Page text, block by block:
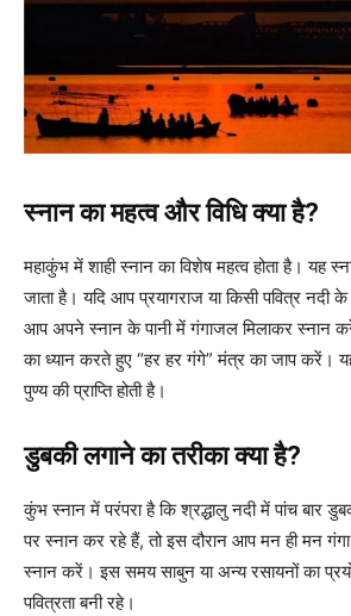
स्नान का महत्व और विधि क्या है?
महाकुंभ में शाही स्नान का विशेष महत्व होता है। यह
जाता है। यदि आप प्रयागराज या किसी पवित्र नदी
आप अपने स्नान के पानी में गंगाजल मिलाकर स्नान
का ध्यान करते हुए “हर हर गंगे” मंत्र का जाप करें।
पुण्य की प्राप्ति होती है।
डुबकी लगाने का तरीका क्या है?
कुंभ स्नान में परंपरा है कि श्रद्धालु नदी में पांच बार
पर स्नान कर रहे हैं, तो इस दौरान आप मन ही मन
स्नान करें। इस समय साबुन या अन्य रसायनों का
पवित्रता बनी रहे।